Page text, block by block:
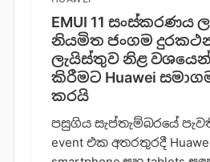
EMUI 11 සංස්කරණය
නියමිත ජංගම
ලැයිස්තුව නිළ
කිරීමට Huawei
කරයි
පසුගිය සැප්තැම්බරයේ පැවති
event එක අතරතුරදී